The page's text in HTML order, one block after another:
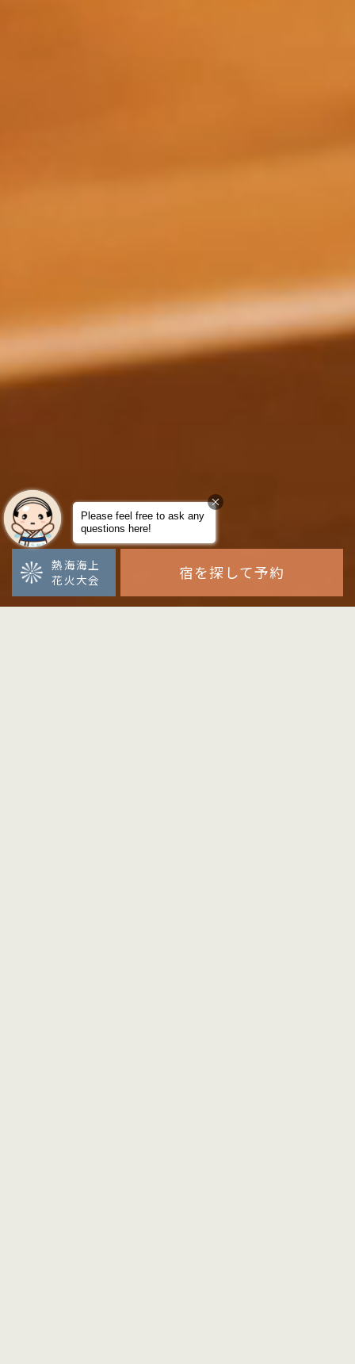
熱海海上
花火大会
宿を探して予約